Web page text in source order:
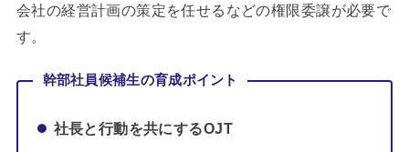
会社の経営計画の策定を任せるなどの権限委譲が必要で
す。
幹部社員候補生の育成ポイント
社長と行動を共にするOJT